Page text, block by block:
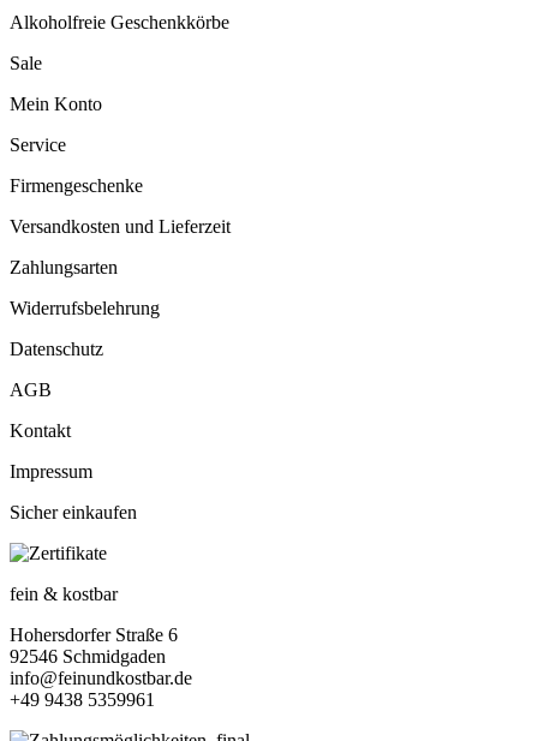
Alkoholfreie Geschenkkörbe
Sale
Mein Konto
Service
Firmengeschenke
Versandkosten und Lieferzeit
Zahlungsarten
Widerrufsbelehrung
Datenschutz
AGB
Kontakt
Impressum
Sicher einkaufen
fein & kostbar
Hohersdorfer Straße 6
92546 Schmidgaden
info@feinundkostbar.de
+49 9438 5359961